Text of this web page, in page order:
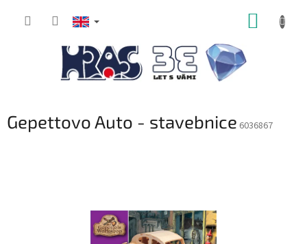
Gepettovo Auto - stavebnice 6036867